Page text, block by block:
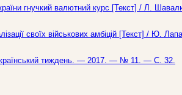
гнучкий валютний курс [Текст] / Л.
своїх військових амбіцій [Текст] / Ю.
тиждень. — 2017. — № 11. — С. 32.